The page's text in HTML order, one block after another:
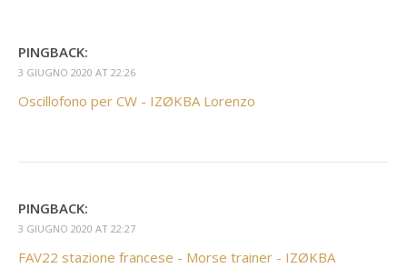
PINGBACK:
3 GIUGNO 2020 AT 22:26
Oscillofono per CW - IZØKBA Lorenzo
PINGBACK:
3 GIUGNO 2020 AT 22:27
FAV22 stazione francese - Morse trainer - IZØKBA